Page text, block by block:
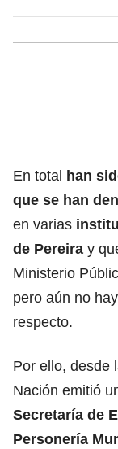
En total han
que se han
en varias
de Pereira y
Ministerio
pero aún no
respecto.
Por ello, desde
Nación emitió
Secretaría de
Personería